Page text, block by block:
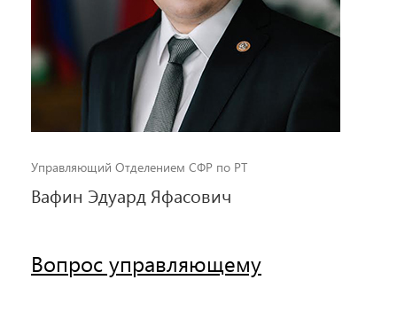
Управляющий Отделением СФР по РТ
Вафин Эдуард Яфасович
Вопрос управляющему